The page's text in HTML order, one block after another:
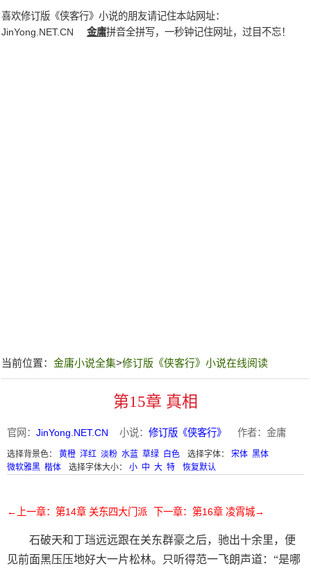
喜欢修订版《侠客行》小说的朋友请记住本站网址：
JinYong.NET.CN
金庸拼音全拼写，一秒钟记住网址，过目不忘！
当前位置： 金庸小说全集>修订版《侠客行》小说在线阅读
第15章 真相
官网： JinYong.NET.CN 小说： 修订版《侠客行》 作者：金庸
选择背景色： 黄橙 洋红 淡粉 水蓝 草绿 白色 选择字体： 宋体 黑体
微软雅黑 楷体 选择字体大小： 小 中 大 特 恢复默认
←上一章：第14章 关东四大门派 下一章：第16章 凌霄城→
石破天和丁珰远远跟在关东群豪之后，驰出十余里，便
见前面黑压压地好大一片松林。只听得范一飞朗声道：“是哪